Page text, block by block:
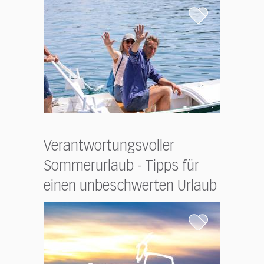
Verantwortungsvoller
Sommerurlaub - Tipps für
einen unbeschwerten Urlaub